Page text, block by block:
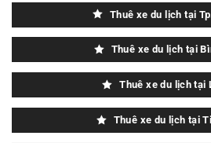
Thuê xe du lịch tại
Thuê xe du lịch tại
Thuê xe du lịch tại
Thuê xe du lịch tại